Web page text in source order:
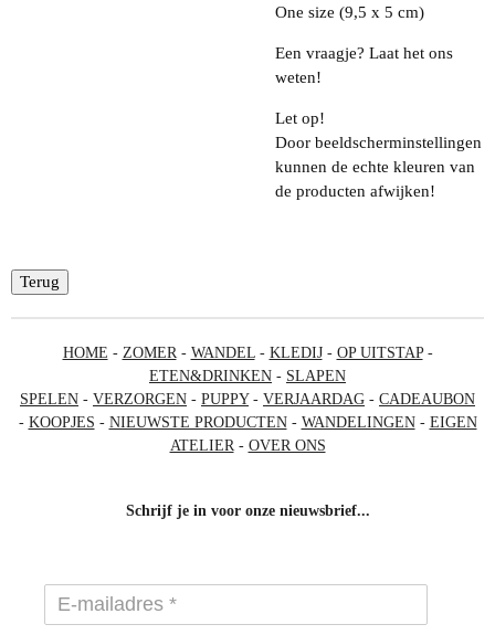
One size (9,5 x 5 cm)
Een vraagje? Laat het ons
weten!
Let op!
Door beeldscherminstellingen
kunnen de echte kleuren van
de producten afwijken!
Terug
HOME - ZOMER- WANDEL- KLEDIJ- OP UITSTAP-
ETEN&DRINKEN - SLAPEN
SPELEN - VERZORGEN - PUPPY- VERJAARDAG - CADEAUBON
- KOOPJES - NIEUWSTE PRODUCTEN- WANDELINGEN- EIGEN
ATELIER- OVER ONS
Schrijf je in voor onze nieuwsbrief...